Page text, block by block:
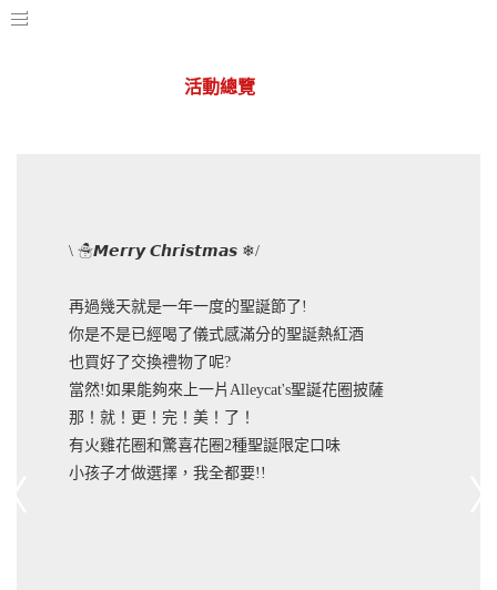
活動總覽
\ ☃𝙈𝙚𝙧𝙧𝙮 𝘾𝙝𝙧𝙞𝙨𝙩𝙢𝙖𝙨 ❄/
再過幾天就是一年一度的聖誕節了!
你是不是已經喝了儀式感滿分的聖誕熱紅酒
也買好了交換禮物了呢?
當然!如果能夠來上一片Alleycat's聖誕花圈披薩
那！就！更！完！美！了！
有火雞花圈和驚喜花圈2種聖誕限定口味
小孩子才做選擇，我全都要!!